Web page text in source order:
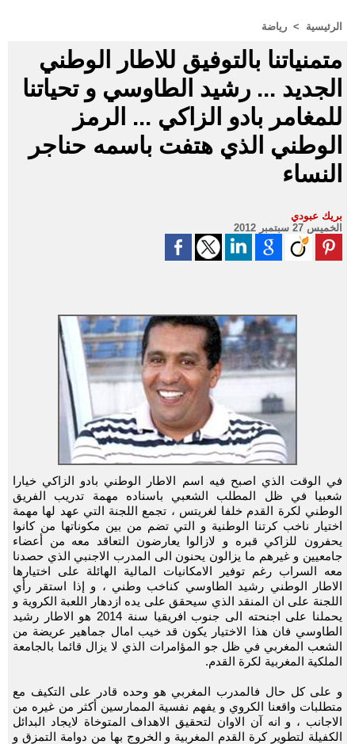
الرئيسية > رياضة
متمنياتنا بالتوفيق للاطار الوطني
الجديد ... رشيد الطاوسي و تحياتنا
للمغامر بادو الزاكي ... الرمز
الوطني الذي هتفت باسمه حناجر
النساء
بريك عبودي
الخميس 27 سبتمبر 2012
في الوقت الذي اصبح فيه اسم الاطار الوطني بادو الزاكي خيارا
شعبيا في ظل المطلب الشعبي باسناده مهمة تدريب الفريق
الوطني لكرة القدم خلفا لغريتس ، تجمع اللجنة التي عهد لها مهمة
اختيار ناخب كرتنا الوطنية و التي تضم من بين مكوناتها من كانوا
يحفرون للزاكي قبره و لازالوا يعارضون التعاقد معه من أعضاء
جامعيين و غيرهم ما يزالون يحنون الى المدرب الاجنبي الذي حصدنا
معه السراب رغم توفير الامكانيات المالية الهائلة على اختيارها
الاطار الوطني رشيد الطاوسي كناخب وطني ، و إذا استقر رأي
اللجنة على ان المنقد الذي سيحقق على يده ازدهار اللعبة الكروية و
يحملنا على اجنحته الى جنوب افريقيا سنة 2014 هو الاطار رشيد
الطاوسي فان هذا الاختيار يكون قد خيب امال جماهير عريضة من
الشعب المغربي في ظل جو المؤامرات الذي لا يزال قائما بالجامعة
الملكية المغربية لكرة القدم.
و على كل حال فالمدرب المغربي هو وحده قادر على التكيف مع
متطلبات واقعنا الكروي و يفهم نفسية الممارسين أكثر من غيره من
الاجانب ، و انه آن الاوان لتحقيق الاهداف المتوخاة لايجاد البدائل
الكفيلة لتطوير كرة القدم المغربية و الخروج بها من دوامة التمزق و